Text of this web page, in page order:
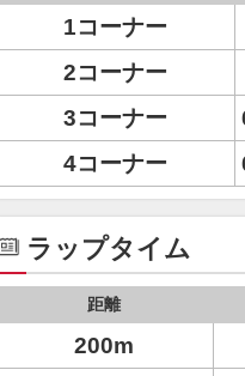
1コーナー
2コーナー
3コーナー
4コーナー
ラップタイム
距離
200m